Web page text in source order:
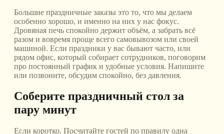
Большие праздничные заказы это то, что мы делаем
особенно хорошо, и именно на них у нас фокус.
Дровяная печь спокойно держит объём, а забрать всё
разом и вовремя проще всего самовывозом или своей
машиной. Если праздники у вас бывают часто, или
рядом офис, который собирает сотрудников, поговорим
про постоянный график и удобные условия. Напишите
или позвоните, обсудим спокойно, без давления.
Соберите праздничный стол за
пару минут
Если коротко. Посчитайте гостей по правилу одна